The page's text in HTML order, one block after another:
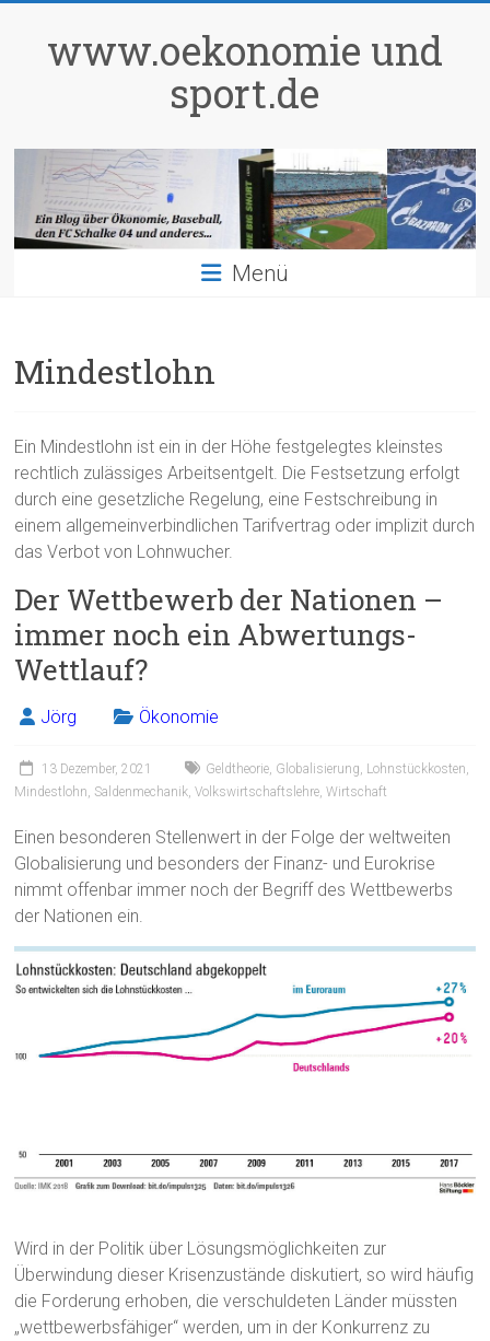
springenwww.oekonomie und
sport.de
Menü
Mindestlohn
Ein Mindestlohn ist ein in der Höhe festgelegtes kleinstes
rechtlich zulässiges Arbeitsentgelt. Die Festsetzung erfolgt
durch eine gesetzliche Regelung, eine Festschreibung in
einem allgemeinverbindlichen Tarifvertrag oder implizit durch
das Verbot von Lohnwucher.
Der Wettbewerb der Nationen –
immer noch ein Abwertungs-
Wettlauf?
Jörg Ökonomie
13 Dezember, 2021 Geldtheorie, Globalisierung, Lohnstückkosten,
Mindestlohn, Saldenmechanik,Volkswirtschaftslehre,Wirtschaft
Einen besonderen Stellenwert in der Folge der weltweiten
Globalisierung und besonders der Finanz- und Eurokrise
nimmt offenbar immer noch der Begriff des Wettbewerbs
der Nationen ein.
Wird in der Politik über Lösungsmöglichkeiten zur
Überwindung dieser Krisenzustände diskutiert, so wird häufig
die Forderung erhoben, die verschuldeten Länder müssten
„wettbewerbsfähiger“ werden, um in der Konkurrenz zu